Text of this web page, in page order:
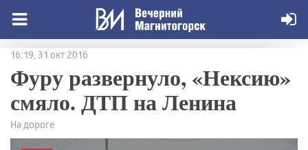
16:19, 31 окт 2016
Фуру развернуло, «Нексию»
смяло. ДТП на Ленина
На дороге